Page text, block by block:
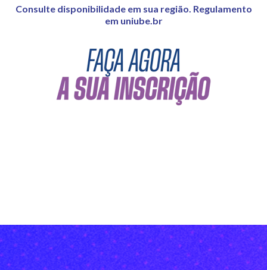
Consulte disponibilidade em sua região. Regulamento
em uniube.br